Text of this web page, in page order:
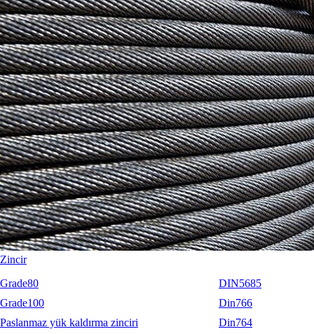
Zincir
Grade80
Grade100
Paslanmaz yük kaldırma zinciri
DIN5685
Din766
Din764
Lewis Zincir Gerdirme Grade70 Ekonomik
Lewis Zincir Gerdirme Grade100 EN12195-3
Lewis Katlanır Zincir Gerdirme Grade80 EN12195-3
Lewis Katlanır Zincir Gerdirme Grade100 EN12195-3
Sapanlar
Aksesuarlar
Codipro
Terrier
RopeBlock
Nemag
Talurit